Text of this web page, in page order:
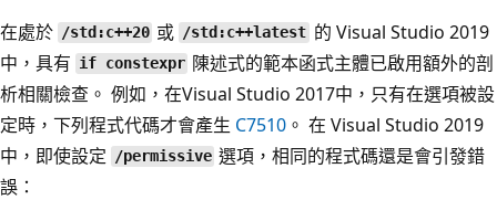
在處於 /std:c++20 或 /std:c++latest 的 Visual Studio 2019
中，具有 if constexpr 陳述式的範本函式主體已啟用額外的剖
析相關檢查。 例如，在Visual Studio 2017中，只有在選項被設
定時，下列程式代碼才會產生 C7510 。 在 Visual Studio 2019
中，即使設定 /permissive 選項，相同的程式碼還是會引發錯
誤：